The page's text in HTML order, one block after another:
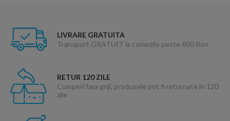
LIVRARE GRATUITA
Transport GRATUIT la comezile peste 600 Ron
RETUR 120 ZILE
Cumperi fara griji, produsele pot fi returnate in 120
zile